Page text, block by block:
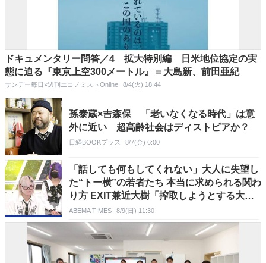
ドキュメンタリー問答／4 拡大特別編 日米地位協定の実
態に迫る『東京上空300メートル』＝大島新、前田亜紀
サンデー毎日×週刊エコノミストOnline 8/4(火) 18:44
孫泰蔵×吉森保 「老いなくなる時代」は意
外に近い 超高齢社会はディストピアか？
日経BOOKプラス 8/7(金) 6:00
「話しても何もしてくれない」大人に失望し
た“トー横”の若者たち 本当に求められる関わ
り方 EXIT兼近大樹「搾取しようとする大人
をどう除外するか」
ABEMA TIMES 8/9(日) 11:30